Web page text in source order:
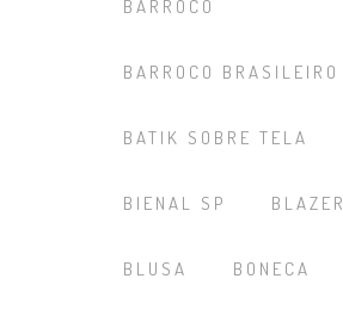
BARROCO
BARROCO BRASILEIRO
BATIK SOBRE TELA
BIENAL SP BLAZER
BLUSA BONECA